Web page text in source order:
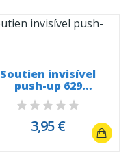
Soutien invisível
push-up 629
"orelhinhas de...
3,95 €